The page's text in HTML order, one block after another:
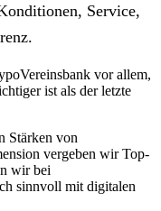
Service,
vor allem,
ist als der letzte
Stärken von
vergeben wir Top-
wir bei
sinnvoll mit digitalen